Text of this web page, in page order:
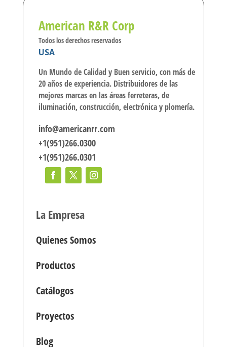
American R&R Corp
Todos los derechos reservados
USA
Un Mundo de Calidad y Buen servicio, con más de
20 años de experiencia. Distribuidores de las
mejores marcas en las áreas ferreteras, de
iluminación, construcción, electrónica y plomería.
info@americanrr.com
+1(951)266.0300
+1(951)266.0301
La Empresa
Quienes Somos
Productos
Catálogos
Proyectos
Blog